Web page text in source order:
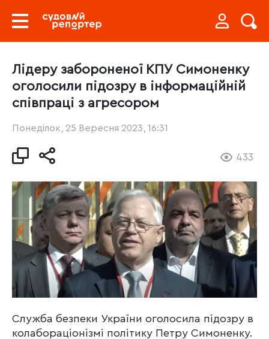
Лідеру забороненої КПУ Симоненку
оголосили підозру в інформаційній
співпраці з агресором
Понеділок, 25 Вересня 2023, 16:31
433
Служба безпеки України оголосила підозру в
колабораціонізмі політику Петру Симоненку.